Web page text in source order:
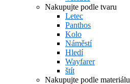
Nakupujte podle tvaru
Letec
Panthos
Kolo
Náměstí
Hledí
Wayfarer
štít
Nakupujte podle materiálu